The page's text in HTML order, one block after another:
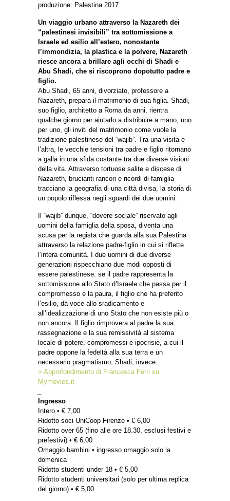
produzione: Palestina 2017
Un viaggio urbano attraverso la Nazareth dei
“palestinesi invisibili” tra sottomissione a
Israele ed esilio all’estero, nonostante
l’immondizia, la plastica e la polvere, Nazareth
riesce ancora a brillare agli occhi di Shadi e
Abu Shadi, che si riscoprono dopotutto padre e
figlio.
Abu Shadi, 65 anni, divorziato, professore a
Nazareth, prepara il matrimonio di sua figlia. Shadi,
suo figlio, architetto a Roma da anni, rientra
qualche giorno per aiutarlo a distribuire a mano, uno
per uno, gli inviti del matrimonio come vuole la
tradizione palestinese del “wajib”. Tra una visita e
l’altra, le vecchie tensioni tra padre e figlio ritornano
a galla in una sfida costante tra due diverse visioni
della vita. Attraverso tortuose salite e discese di
Nazareth, brucianti rancori e ricordi di famiglia
tracciano la geografia di una città divisa, la storia di
un popolo riflessa negli sguardi dei due uomini.
Il “wajib” dunque, “dovere sociale” riservato agli
uomini della famiglia della sposa, diventa una
scusa per la regista che guarda alla sua Palestina
attraverso la relazione padre-figlio in cui si riflette
l’intera comunità. I due uomini di due diverse
generazioni rispecchiano due modi opposti di
essere palestinese: se il padre rappresenta la
sottomissione allo Stato d’Israele che passa per il
compromesso e la paura, il figlio che ha preferito
l’esilio, dà voce allo sradicamento e
all’idealizzazione di uno Stato che non esiste più o
non ancora. Il figlio rimprovera al padre la sua
rassegnazione e la sua remissività al sistema
locale di potere, compromessi e ipocrisie, a cui il
padre oppone la fedeltà alla sua terra e un
necessario pragmatismo; Shadi, invece…
> Approfondimento di Francesca Ferri su
Mymovies.it
Ingresso
Intero • € 7,00
Ridotto soci UniCoop Firenze • € 6,00
Ridotto over 65 (fino alle ore 18.30, esclusi festivi e
prefestivi) • € 6,00
Omaggio bambini • ingresso omaggio solo la
domenica
Ridotto studenti under 18 • € 5,00
Ridotto studenti universitari (solo per ultima replica
del giorno) • € 5,00